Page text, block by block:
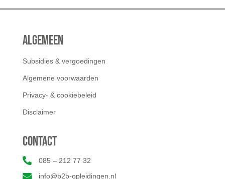
Algemeen
Subsidies & vergoedingen
Algemene voorwaarden
Privacy- & cookiebeleid
Disclaimer
Contact
 085 – 212 77 32
 info@b2b-opleidingen.nl